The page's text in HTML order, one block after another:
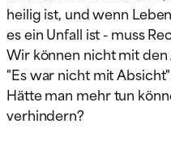
heilig ist, und wenn
es ein Unfall ist - muss
Wir können nicht mit
"Es war nicht mit
Hätte man mehr tun
verhindern?